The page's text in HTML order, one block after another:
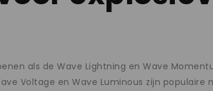
als de Wave Lightning en Wave
Voltage en Wave Luminous zijn populaire